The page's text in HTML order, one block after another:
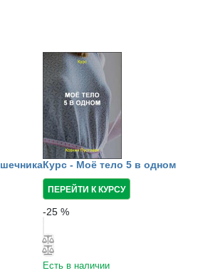
Курс - Моё тело 5 в одном
ПЕРЕЙТИ К КУРСУ
-25 %
Есть в наличии